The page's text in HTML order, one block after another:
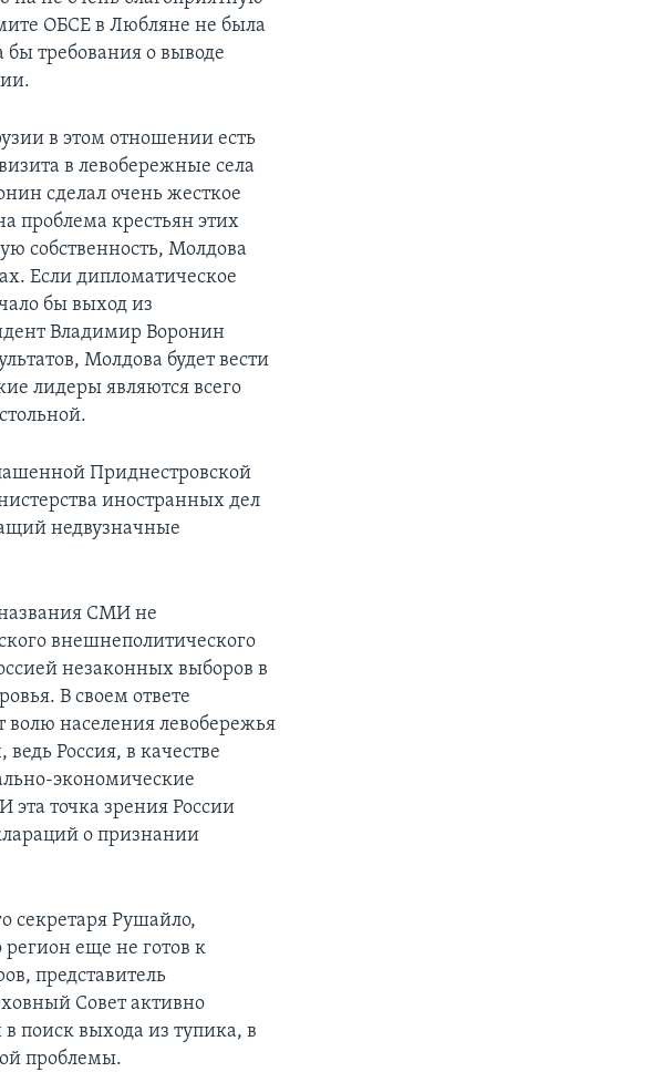
ОБСЕ в Любляне не была
требования о выводе
в этом отношении есть
в левобережные села
сделал очень жесткое
проблема крестьян этих
собственность, Молдова
Если дипломатическое
бы выход из
Владимир Воронин
Молдова будет вести
лидеры являются всего
Приднестровской
иностранных дел
недвузначные
СМИ не
внешнеполитического
незаконных выборов в
В своем ответе
населения левобережья
Россия, в качестве
экономические
точка зрения России
о признании
секретаря Рушайло,
еще не готов к
представитель
Совет активно
поиск выхода из тупика, в
проблемы.